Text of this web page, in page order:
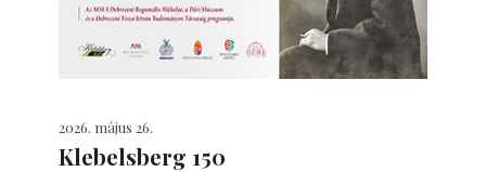
2026. május 26.
Klebelsberg 150